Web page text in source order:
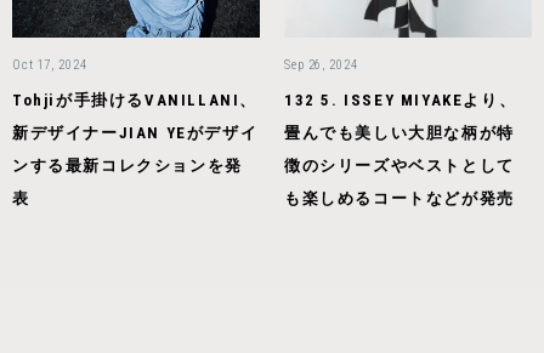
Oct 17, 2024
Tohjiが手掛けるVANILLANI、
新デザイナーJIAN YEがデザイ
ンする最新コレクションを発
表
Sep 26, 2024
132 5. ISSEY MIYAKEより、
畳んでも美しい大胆な柄が特
徴のシリーズやベストとして
も楽しめるコートなどが発売